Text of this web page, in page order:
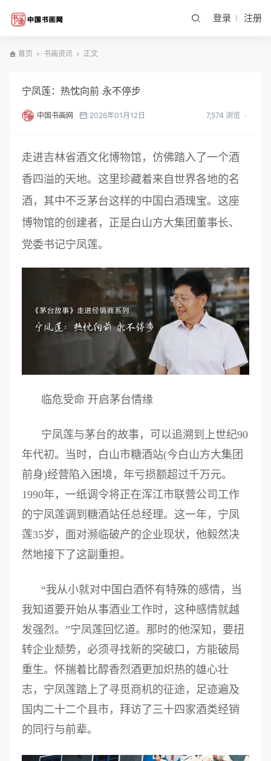
登录 注册
首页 书画资讯 正文
宁凤莲：热忱向前 永不停步
中国书画网 2026年01月12日 7,574 浏览
走进吉林省酒文化博物馆，仿佛踏入了一个酒
香四溢的天地。这里珍藏着来自世界各地的名
酒，其中不乏茅台这样的中国白酒瑰宝。这座
博物馆的创建者，正是白山方大集团董事长、
党委书记宁凤莲。
临危受命 开启茅台情缘
宁凤莲与茅台的故事，可以追溯到上世纪90
年代初。当时，白山市糖酒站(今白山方大集团
前身)经营陷入困境，年亏损额超过千万元。
1990年，一纸调令将正在浑江市联营公司工作
的宁凤莲调到糖酒站任总经理。这一年，宁凤
莲35岁，面对濒临破产的企业现状，他毅然决
然地接下了这副重担。
“我从小就对中国白酒怀有特殊的感情，当
我知道要开始从事酒业工作时，这种感情就越
发强烈。”宁凤莲回忆道。那时的他深知，要扭
转企业颓势，必须寻找新的突破口，方能破局
重生。怀揣着比醇香烈酒更加炽热的雄心壮
志，宁凤莲踏上了寻觅商机的征途，足迹遍及
国内二十二个县市，拜访了三十四家酒类经销
的同行与前辈。